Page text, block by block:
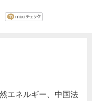
エネルギー、中国法